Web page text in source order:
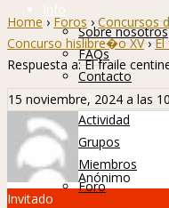
Info
Sobre nosotros
FAQs
Contacto
Hislibreños
Actividad
Grupos
Miembros
Foro
Home › Foros › Concursos
Concurso hislibre�o XV › El
Respuesta a: El fraile
15 noviembre, 2024 a las
Anónimo
Invitado